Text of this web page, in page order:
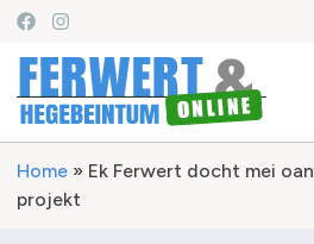
Home » Ek Ferwert docht mei
projekt